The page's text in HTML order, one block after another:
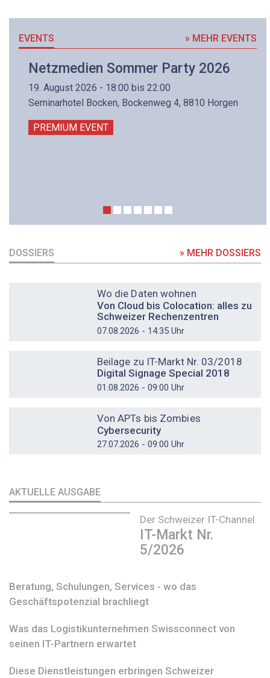
EVENTS » MEHR EVENTS
Netzmedien Sommer Party 2026
19. August 2026 - 18:00 bis 22:00
Seminarhotel Bocken, Bockenweg 4, 8810 Horgen
PREMIUM EVENT
DOSSIERS » MEHR DOSSIERS
Wo die Daten wohnen
Von Cloud bis Colocation: alles zu
Schweizer Rechenzentren
07.08.2026 - 14:35 Uhr
Beilage zu IT-Markt Nr. 03/2018
Digital Signage Special 2018
01.08.2026 - 09:00 Uhr
Von APTs bis Zombies
Cybersecurity
27.07.2026 - 09:00 Uhr
AKTUELLE AUSGABE
Der Schweizer IT-Channel
IT-Markt Nr.
5/2026
Beratung, Schulungen, Services - wo das
Geschäftspotenzial brachliegt
Was das Logistikunternehmen Swissconnect von
seinen IT-Partnern erwartet
Diese Dienstleistungen erbringen Schweizer